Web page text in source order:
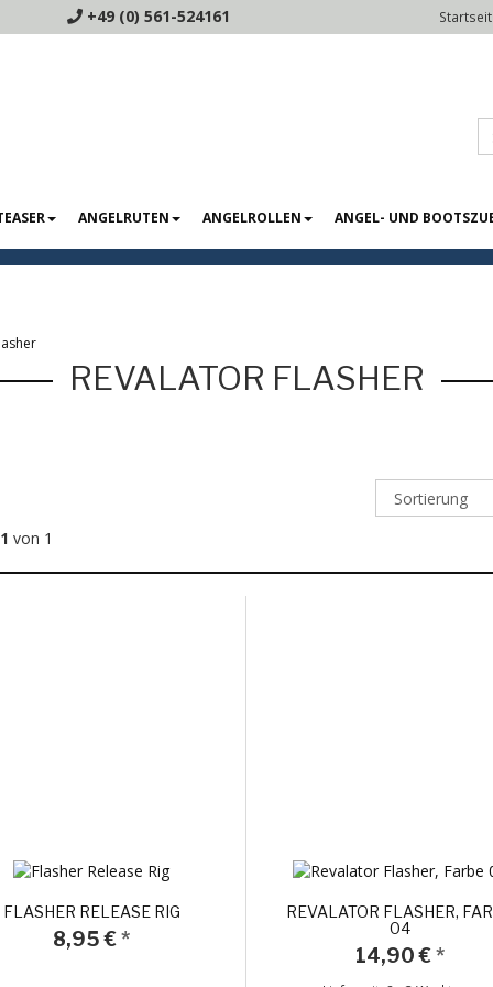
+49 (0) 561-524161
ANGELRUTEN ANGELROLLEN ANGEL- UND
REVALATOR FLASHER
von 1
FLASHER RELEASE RIG
8,95 € *
REVALATOR FLASHER,
04
14,90 €*